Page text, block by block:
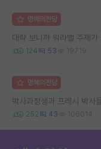
명예의전당
대략 보니까 워라밸 주제가
124 53 19719
명예의전당
박사과정생과 프레시 박사
252 43 106014